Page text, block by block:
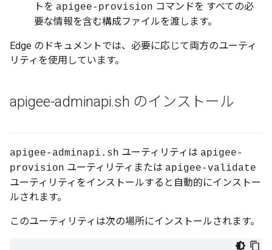
トを apigee-provision コマンドを すべての必
要な情報を含む構成ファイルを渡します。
Edge のドキュメントでは、必要に応じて両方のユーティ
リティを使用しています。
apigee-adminapi.sh のインストール
apigee-adminapi.sh ユーティリティは apigee-
provision ユーティリティまたは apigee-validate
ユーティリティをインストールすると自動的にインストー
ルされます。
このユーティリティは次の場所にインストールされます。